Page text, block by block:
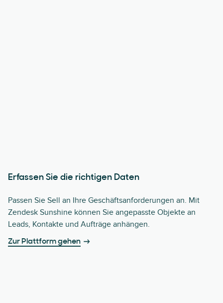
Erfassen Sie die richtigen Daten
Passen Sie Sell an Ihre Geschäftsanforderungen an. Mit
Zendesk Sunshine können Sie angepasste Objekte an
Leads, Kontakte und Aufträge anhängen.
Zur Plattform gehen